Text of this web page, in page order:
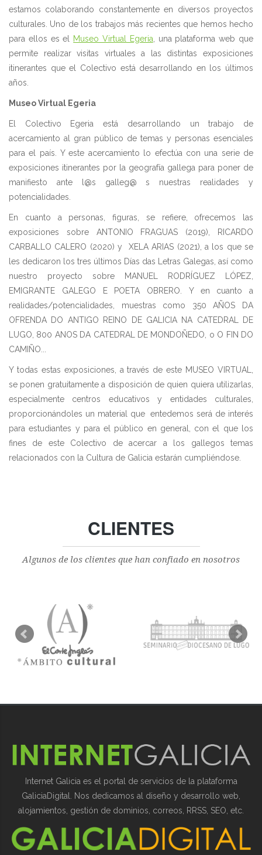
estamos colaborando constantemente en diversos proyectos
culturales. Uno de los trabajos más recientes que hemos hecho
para ellos es el Museo Virtual Egeria , una plataforma web que
permite realizar visitas virtuales a las distintas exposiciones
itinerantes que el Colectivo está desarrollando en los últimos
años.
Museo Virtual Egeria
El Colectivo Egeria está desarrollando un trabajo de
acercamiento al gran público de temas y personas esenciales
para el país. Y este acercamiento lo efectúa con una serie de
exposiciones itinerantes por la geografía gallega para poner de
manifiesto ante l@s galleg@ s nuestras realidades y
potencialidades.
En cuanto a personas, figuras, se refiere, ofrecemos las
exposiciones sobre ANTONIO FRAGUAS (2019), RICARDO
CARBALLO CALERO (2020) y XELA ARIAS (2021), a los que se
les dedicaron los tres últimos Días das Letras Galegas, así como
nuestro proyecto sobre MANUEL RODRÍGUEZ LÓPEZ,
EMIGRANTE GALEGO E POETA OBRERO. Y en cuanto a
realidades/potencialidades, muestras como 350 AÑOS DA
OFRENDA DO ANTIGO REINO DE GALICIA NA CATEDRAL DE
LUGO, 800 ANOS DA CATEDRAL DE MONDOÑEDO, o O FIN DO
CAMIÑO...
Y todas estas exposiciones, a través de este MUSEO VIRTUAL,
se ponen gratuitamente a disposición de quien quiera utilizarlas,
especialmente centros educativos y entidades culturales,
proporcionándoles un material que entedemos será de interés
para estudiantes y para el público en general, con el que los
fines de este Colectivo de acercar a los gallegos temas
relacionados con la Cultura de Galicia estarán cumpliéndose.
CLIENTES
Algunos de los clientes que han confiado en nosotros
Internet Galicia es el portal de servicios de la plataforma
GaliciaDigital. Nos dedicamos al diseño y desarrollo web,
alojamientos, gestión de dominios, correos, RRSS, SEO, etc.